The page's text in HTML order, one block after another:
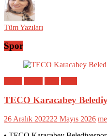
Tüm Yazıları
Spor
TECO Karacabey
26 Aralık 202222 Mayıs 2026